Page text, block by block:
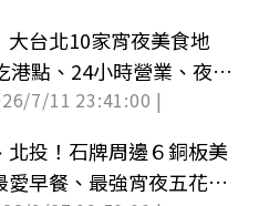
大台北10家宵夜美食地
港點、24小時營業、夜市
7/11 23:41:00 |
北投！石牌周邊６銅板美
愛早餐、最強宵夜五花肉